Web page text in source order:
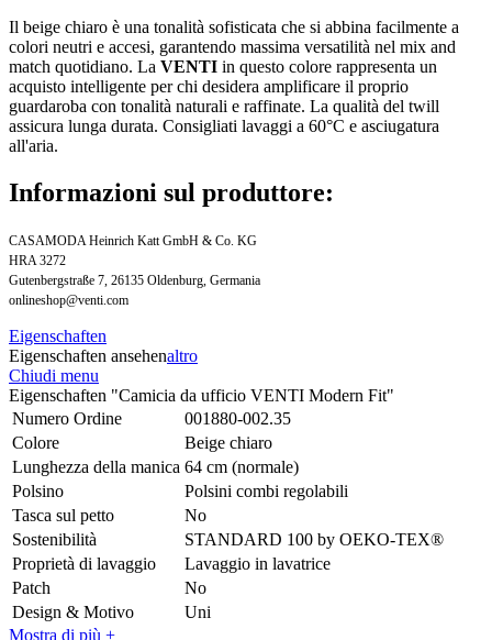
Il beige chiaro è una tonalità sofisticata che si abbina facilmente a
colori neutri e accesi, garantendo massima versatilità nel mix and
match quotidiano. La VENTI in questo colore rappresenta un
acquisto intelligente per chi desidera amplificare il proprio
guardaroba con tonalità naturali e raffinate. La qualità del twill
assicura lunga durata. Consigliati lavaggi a 60°C e asciugatura
all'aria.
Informazioni sul produttore:
CASAMODA Heinrich Katt GmbH & Co. KG
HRA 3272
Gutenbergstraße 7, 26135 Oldenburg, Germania
onlineshop@venti.com
Eigenschaften
Eigenschaften ansehenaltro
Chiudi menu
Eigenschaften "Camicia da ufficio VENTI Modern Fit"
Numero Ordine
001880-002.35
Colore
Beige chiaro
Lunghezza della manica 64 cm (normale)
Polsino
Polsini combi regolabili
Tasca sul petto
No
Sostenibilità
STANDARD 100 by OEKO-TEX®
Proprietà di lavaggio
Lavaggio in lavatrice
Patch
No
Design & Motivo
Uni
Mostra di più +